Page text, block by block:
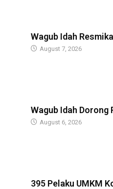
Wagub Idah
August 7, 2026
Wagub Idah Dorong
August 6, 2026
395 Pelaku UMKM